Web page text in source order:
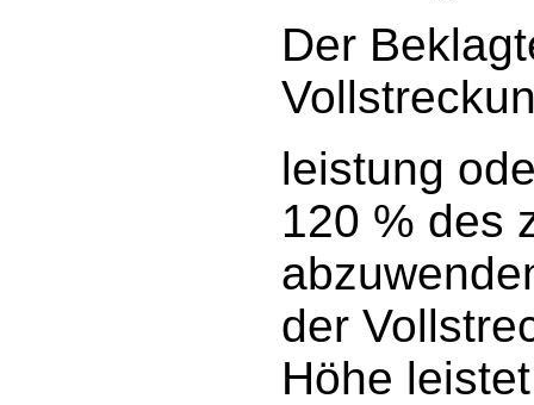
Der
leistung
120 % des
der
Höhe